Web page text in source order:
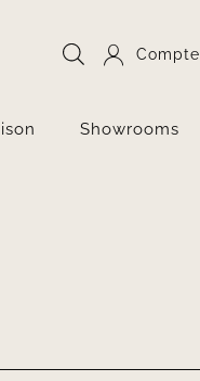
Compte
Showrooms